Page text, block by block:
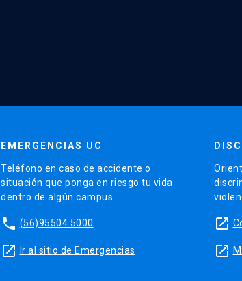
EMERGENCIAS UC
Teléfono en caso de accidente o
situación que ponga en riesgo tu vida
dentro de algún campus.
phone (56)95504 5000
launch Ir al sitio de Emergencias
launch
launch